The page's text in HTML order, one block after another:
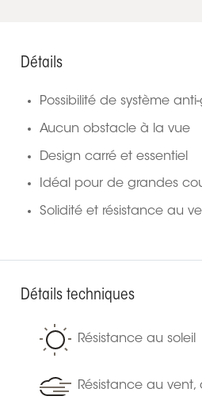
Détails
Possibilité de système
Aucun obstacle à la vue
Design carré et essentiel
Idéal pour de grandes
Solidité et résistance au
Détails techniques
Résistance au soleil
Résistance au vent,